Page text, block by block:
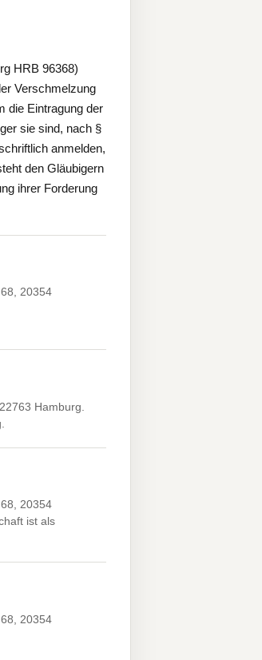
HRB 96368)
Verschmelzung
die Eintragung der
sie sind, nach §
anmelden,
den Gläubigern
ihrer Forderung
20354
Hamburg.
20354
ist als
20354